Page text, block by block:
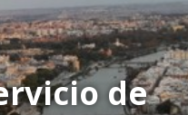
menú
de